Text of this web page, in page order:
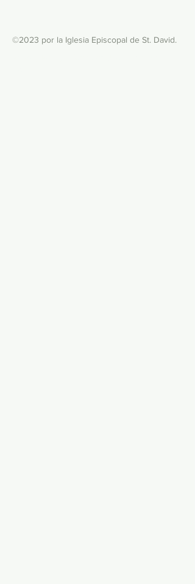
©2023 por la Iglesia Episcopal de St. David.